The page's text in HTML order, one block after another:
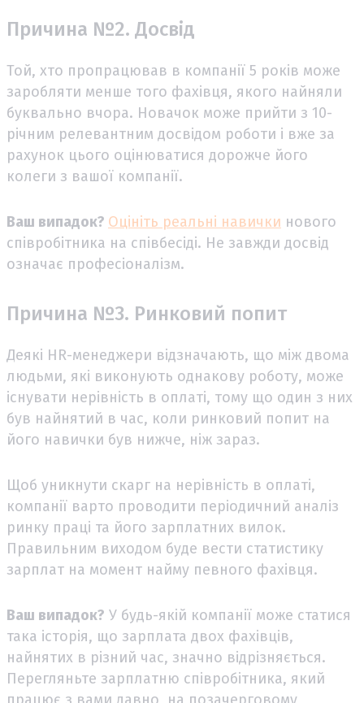
Причина №2. Досвід
Той, хто пропрацював в компанії 5 років може
заробляти менше того фахівця, якого найняли
буквально вчора. Новачок може прийти з 10-
річним релевантним досвідом роботи і вже за
рахунок цього оцінюватися дорожче його
колеги з вашої компанії.
Ваш випадок? Оцініть реальні навички нового
співробітника на співбесіді. Не завжди досвід
означає професіоналізм.
Причина №3. Ринковий попит
Деякі HR-менеджери відзначають, що між двома
людьми, які виконують однакову роботу, може
існувати нерівність в оплаті, тому що один з них
був найнятий в час, коли ринковий попит на
його навички був нижче, ніж зараз.
Щоб уникнути скарг на нерівність в оплаті,
компанії варто проводити періодичний аналіз
ринку праці та його зарплатних вилок.
Правильним виходом буде вести статистику
зарплат на момент найму певного фахівця.
Ваш випадок? У будь-якій компанії може статися
така історія, що зарплата двох фахівців,
найнятих в різний час, значно відрізняється.
Перегляньте зарплатню співробітника, який